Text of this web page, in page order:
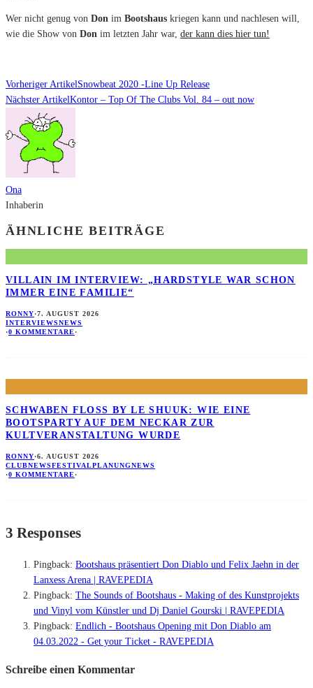
Wer nicht genug von Don im Bootshaus kriegen kann und nachlesen will,
wie die Show von Don im letzten Jahr war, der kann dies hier tun!
Vorheriger ArtikelSnowbeat 2020 -Line Up Release
Nächster ArtikelKontor – Top Of The Clubs Vol. 84 – out now
Ona
Inhaberin
ÄHNLICHE BEITRÄGE
VILLAIN IM INTERVIEW: „HARDSTYLE WAR SCHON
IMMER EINE FAMILIE“
RONNY·7. AUGUST 2026
INTERVIEWSNEWS
·0 KOMMENTARE·
SCHWABEN FLOSS BY LE SHUUK: WIE EINE B
OOTSPARTY AUF DEM NECKAR ZUR K
ULTVERANSTALTUNG WURDE
RONNY·6. AUGUST 2026
CLUBNEWSFESTIVALPLANUNGNEWS
·0 KOMMENTARE·
3 Responses
Pingback: Bootshaus präsentiert Don Diablo und Felix Jaehn in der
Lanxess Arena | RAVEPEDIA
Pingback: The Sounds of Bootshaus - Making of des Kunstprojekts
und Vinyl vom Künstler und Dj Daniel Gourski | RAVEPEDIA
Pingback: Endlich - Bootshaus Opening mit Don Diablo am
04.03.2022 - Get your Ticket - RAVEPEDIA
Schreibe einen Kommentar